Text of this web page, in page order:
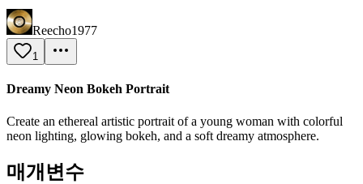
Reecho1977
1
Dreamy Neon Bokeh Portrait
Create an ethereal artistic portrait of a young woman with colorful
neon lighting, glowing bokeh, and a soft dreamy atmosphere.
매개변수